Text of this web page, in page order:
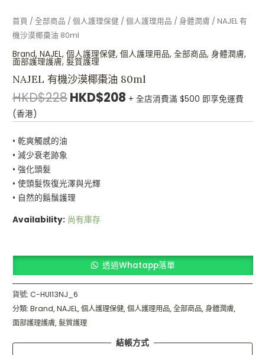
首頁 /全部商品 /個人護理保健 /個人護理用品 /身體潤膚 / NAJEL 有
機沙漠椰棗油 80ml
Brand,NAJEL,個人護理保健,個人護理用品,全部商品,身體潤膚,
面部護理護膚,髮質護理
NAJEL 有機沙漠椰棗油 80ml
HKD$228HKD$208 + 全店消費滿 $500 即享免運費
(香港)
• 乾爽觸感的油
• 減少衰老跡象
• 強化頭髮
• 使頭髮恢復光澤與光輝
• 自然的鬍鬚護理
Availability: 尚有庫存
透過Whatapp落單
貨號:C-HUI13NJ_6
分類:Brand,NAJEL,個人護理保健,個人護理用品,全部商品,身體潤膚,
面部護理護膚,髮質護理
結帳方式